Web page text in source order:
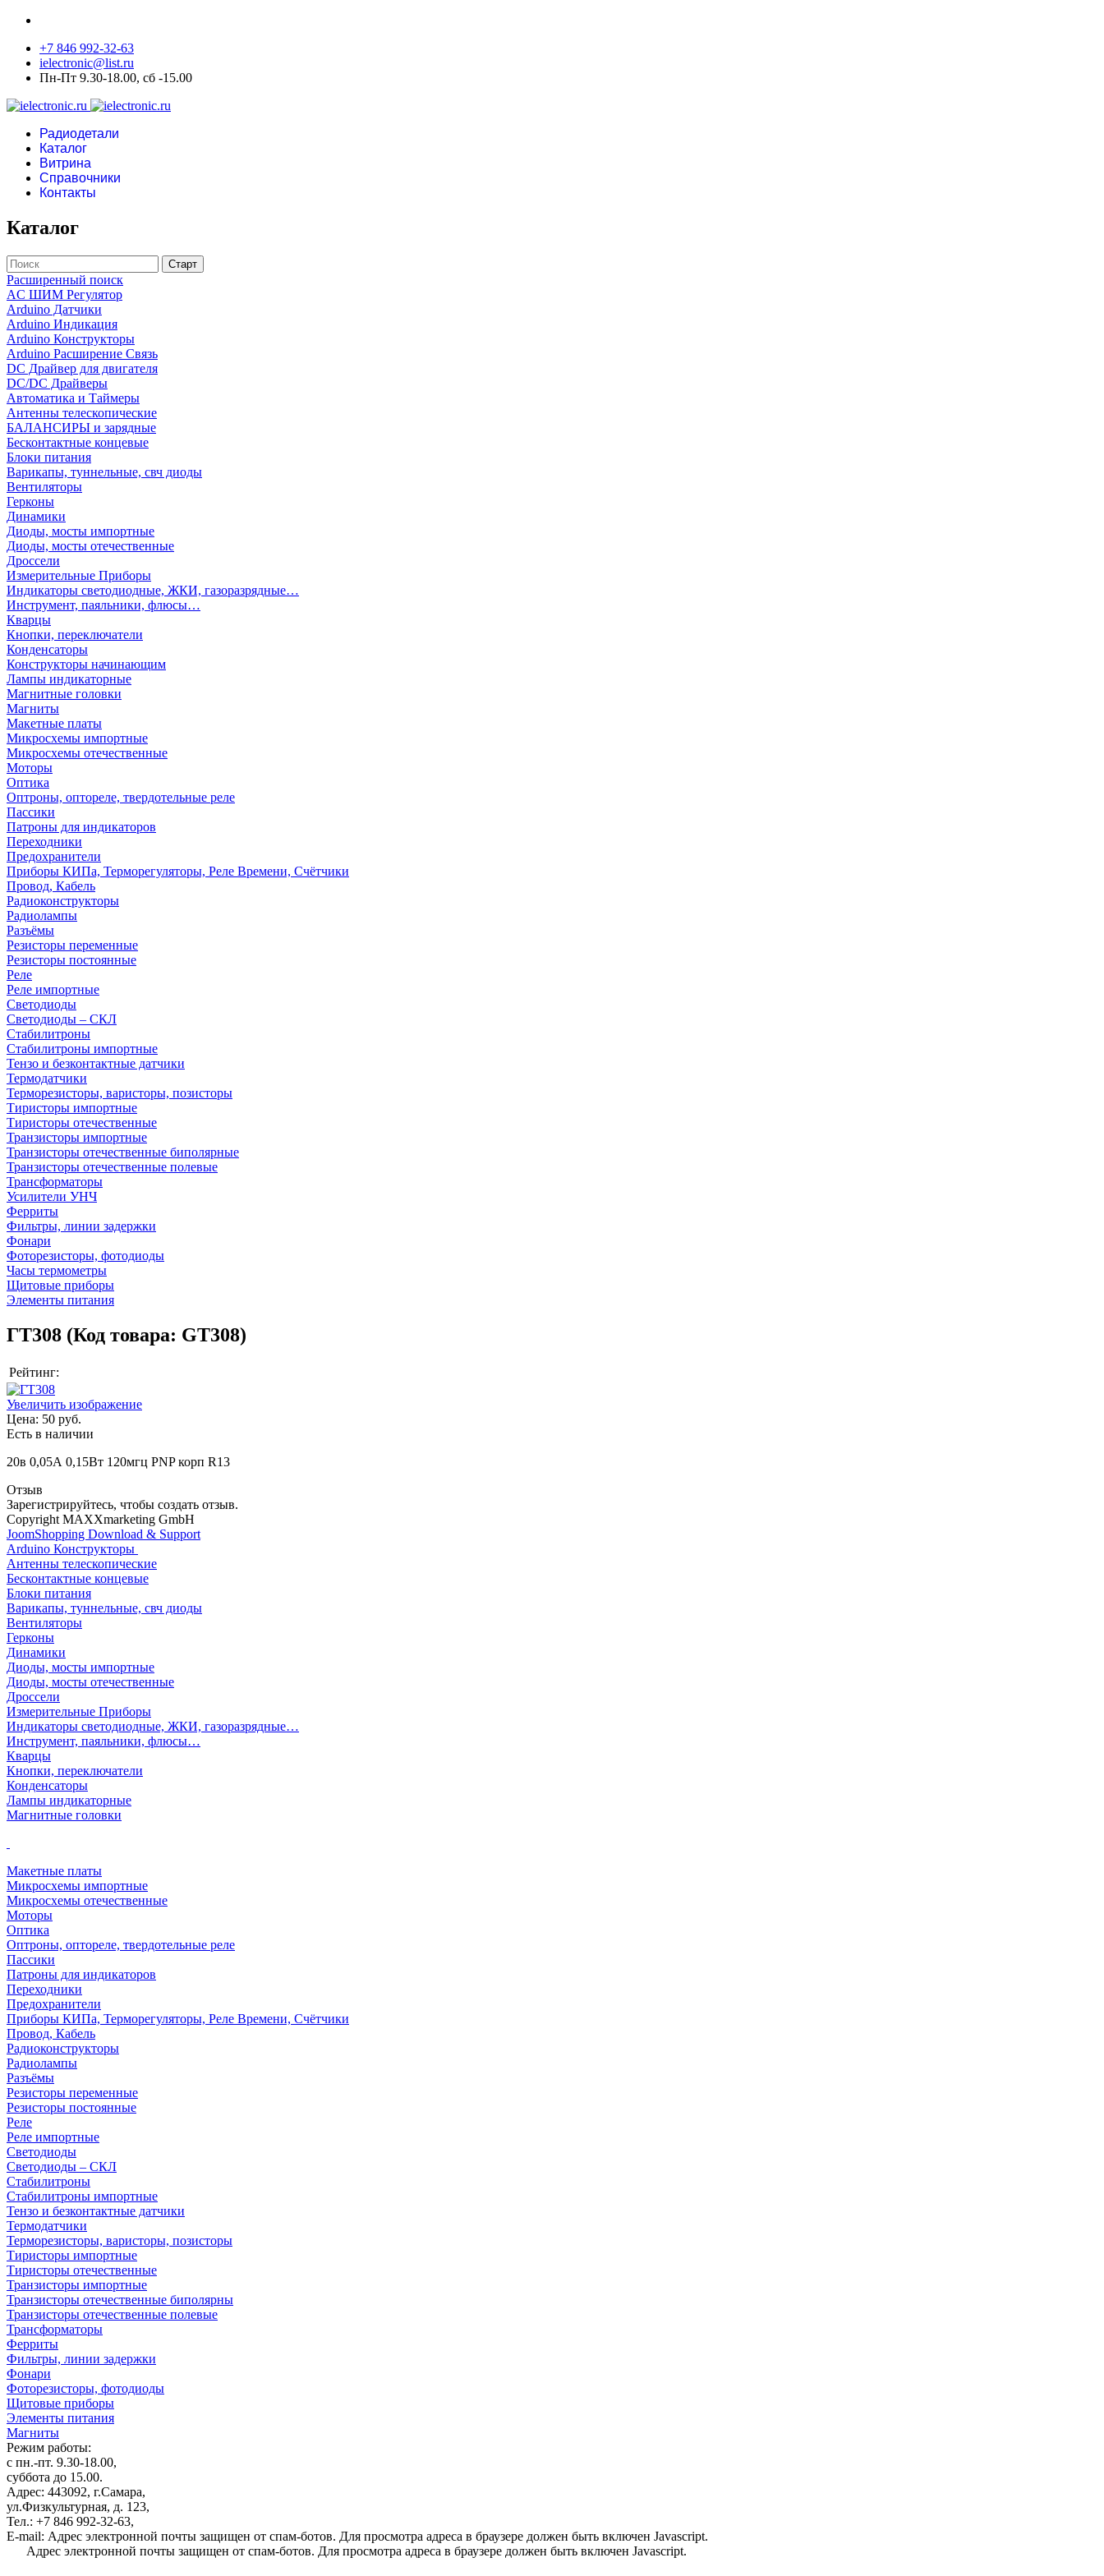
+7 846 992-32-63
ielectronic@list.ru
Пн-Пт 9.30-18.00, сб -15.00
Радиодетали
Каталог
Витрина
Справочники
Контакты
Каталог
Расширенный поиск
AC ШИМ Регулятор
Arduino Датчики
Arduino Индикация
Arduino Конструкторы
Arduino Расширение Связь
DC Драйвер для двигателя
DC/DC Драйверы
Автоматика и Таймеры
Антенны телескопические
БАЛАНСИРЫ и зарядные
Бесконтактные концевые
Блоки питания
Варикапы, туннельные, свч диоды
Вентиляторы
Герконы
Динамики
Диоды, мосты импортные
Диоды, мосты отечественные
Дроссели
Измерительные Приборы
Индикаторы светодиодные, ЖКИ, газоразрядные…
Инструмент, паяльники, флюсы…
Кварцы
Кнопки, переключатели
Конденсаторы
Конструкторы начинающим
Лампы индикаторные
Магнитные головки
Магниты
Макетные платы
Микросхемы импортные
Микросхемы отечественные
Моторы
Оптика
Оптроны, оптореле, твердотельные реле
Пассики
Патроны для индикаторов
Переходники
Предохранители
Приборы КИПа, Терморегуляторы, Реле Времени, Счётчики
Провод, Кабель
Радиоконструкторы
Радиолампы
Разъёмы
Резисторы переменные
Резисторы постоянные
Реле
Реле импортные
Светодиоды
Светодиоды – СКЛ
Стабилитроны
Стабилитроны импортные
Тензо и безконтактные датчики
Термодатчики
Терморезисторы, варисторы, позисторы
Тиристоры импортные
Тиристоры отечественные
Транзисторы импортные
Транзисторы отечественные биполярные
Транзисторы отечественные полевые
Трансформаторы
Усилители УНЧ
Ферриты
Фильтры, линии задержки
Фонари
Фоторезисторы, фотодиоды
Часы термометры
Щитовые приборы
Элементы питания
ГТ308 (Код товара: GT308)
Рейтинг:
Увеличить изображение
Цена: 50 руб.
Есть в наличии
20в 0,05А 0,15Вт 120мгц PNP корп R13
Отзыв
Зарегистрируйтесь, чтобы создать отзыв.
Copyright MAXXmarketing GmbH
JoomShopping Download & Support
Arduino Конструкторы
Антенны телескопические
Бесконтактные концевые
Блоки питания
Варикапы, туннельные, свч диоды
Вентиляторы
Герконы
Динамики
Диоды, мосты импортные
Диоды, мосты отечественные
Дроссели
Измерительные Приборы
Индикаторы светодиодные, ЖКИ, газоразрядные…
Инструмент, паяльники, флюсы…
Кварцы
Кнопки, переключатели
Конденсаторы
Лампы индикаторные
Магнитные головки
Макетные платы
Микросхемы импортные
Микросхемы отечественные
Моторы
Оптика
Оптроны, оптореле, твердотельные реле
Пассики
Патроны для индикаторов
Переходники
Предохранители
Приборы КИПа, Терморегуляторы, Реле Времени, Счётчики
Провод, Кабель
Радиоконструкторы
Радиолампы
Разъёмы
Резисторы переменные
Резисторы постоянные
Реле
Реле импортные
Светодиоды
Светодиоды – СКЛ
Стабилитроны
Стабилитроны импортные
Тензо и безконтактные датчики
Термодатчики
Терморезисторы, варисторы, позисторы
Тиристоры импортные
Тиристоры отечественные
Транзисторы импортные
Транзисторы отечественные биполярны
Транзисторы отечественные полевые
Трансформаторы
Ферриты
Фильтры, линии задержки
Фонари
Фоторезисторы, фотодиоды
Щитовые приборы
Элементы питания
Магниты
Режим работы:
с пн.-пт. 9.30-18.00,
суббота до 15.00.
Адрес: 443092, г.Самара,
ул.Физкультурная, д. 123,
Тел.: +7 846 992-32-63,
E-mail: Адрес электронной почты защищен от спам-ботов. Для просмотра адреса в браузере должен быть включен Javascript.
Адрес электронной почты защищен от спам-ботов. Для просмотра адреса в браузере должен быть включен Javascript.